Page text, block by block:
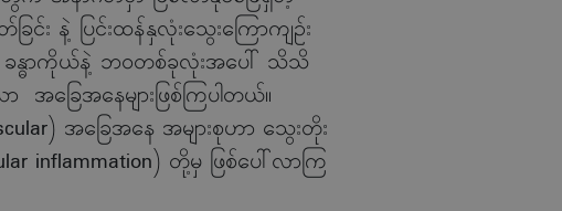
င်း နဲ့ ပြင်းထန်နှလုံးသွေးကြောကျဉ်း
ာ ခန္ဓာကိုယ်နဲ့ ဘဝတစ်ခုလုံးအပေါ် သိသိ
ြေအနေများဖြစ်ကြပါတယ်။
အခြေအနေ အများစုဟာ သွေးတိုး
inflammation) တို့မှ ဖြစ်ပေါ်လာကြ